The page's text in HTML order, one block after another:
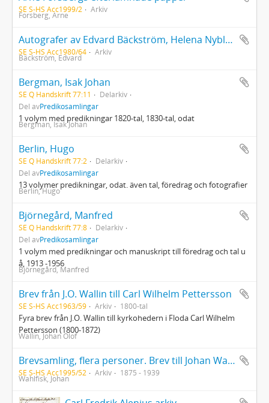
SE S-HS Acc1999/2 Arkiv
Forsberg, Arne
Autografer av Edvard Bäckström, Helena Nyblom, Friedrich Rückert, Frithiof Grafström, J. A. Boström
SE S-HS Acc1980/64 Arkiv
Bäckström, Edvard
Bergman, Isak Johan
SE Q Handskrift 77:11
Delarkiv
Del avPredikosamlingar
1 volym med predikningar 1820-tal, 1830-tal, odat
Bergman, Isak Johan
Berlin, Hugo
SE Q Handskrift 77:2
Delarkiv
Del avPredikosamlingar
13 volymer predikningar, odat. även tal, föredrag och fotografier
Berlin, Hugo
Björnegård, Manfred
SE Q Handskrift 77:8
Delarkiv
Del avPredikosamlingar
1 volym med predikningar och manuskript till föredrag och tal u
å, 1913 -1956
Björnegård, Manfred
Brev från J.O. Wallin till Carl Wilhelm Pettersson
SE S-HS Acc1963/59 Arkiv 1800-tal
Fyra brev från J.O. Wallin till kyrkohedern i Floda Carl Wilhelm
Pettersson (1800-1872)
Wallin, Johan Olof
Brevsamling, flera personer. Brev till Johan Wahlfisk, makarna Kuylenstjerna, Knut Borg, Britta Helling, Lisa Pettersson, Gunnar Bispe, bröllopsinbjudan, Carolina (Lina) Molander, Buster Norén, Birgit Norén, Gösta Arnheim, Efraim Odell samt brev till oidentifierade mottagare inklusive ett diktmanus
SE S-HS Acc1995/52 Arkiv 1875 - 1939
Wahlfisk, Johan